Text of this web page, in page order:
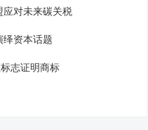
应对未来碳关税
绎资本话题
志证明商标